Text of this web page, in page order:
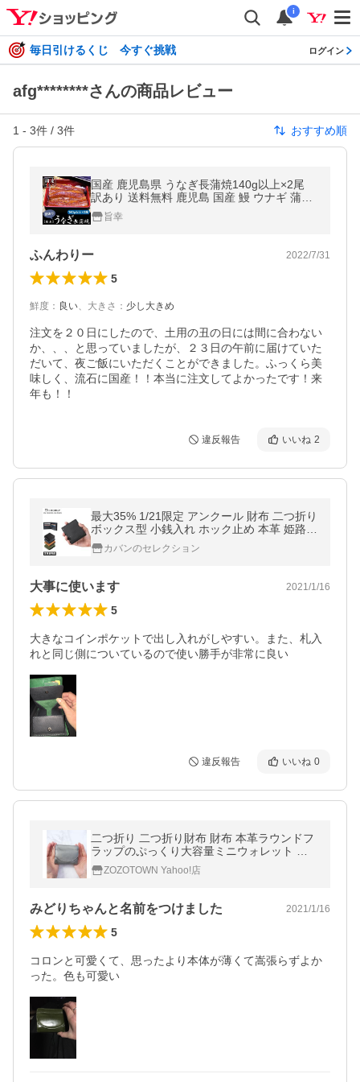
i
毎日引けるくじ 今すぐ挑戦 ログイン
afg********さんの商品レビュー
1 - 3件 / 3件 おすすめ順
国産 鹿児島県 うなぎ長蒲焼140g以上×2尾
訳あり 送料無料 鹿児島 国産 鰻 ウナギ 蒲焼
うなぎ レンジで温めるだけ 湯煎 ギフト「爆
買」bakugai202607
旨幸
ふんわりー 2022/7/31
5
鮮度 ： 良い、 大きさ ： 少し大きめ
注文を２０日にしたので、土用の丑の日には間に合わない
か、、、と思っていましたが、２３日の午前に届けていた
だいて、夜ご飯にいただくことができました。ふっくら美
味しく、流石に国産！！本当に注文してよかったです！来
年も！！
違反報告 いいね 2
最大35% 1/21限定 アンクール 財布 二つ折り
ボックス型 小銭入れ ホック止め 本革 姫路レ
ザー 緑 メンズ Un coeur 223108 在庫限り
カバンのセレクション
大事に使います 2021/1/16
5
大きなコインポケットで出し入れがしやすい。また、札入
れと同じ側についているので使い勝手が非常に良い
違反報告 いいね 0
二つ折り 二つ折り財布 財布 本革ラウンドフ
ラップのぷっくり大容量ミニウォレット レ
ディース
ZOZOTOWN Yahoo!店
みどりちゃんと名前をつけました 2021/1/16
5
コロンと可愛くて、思ったより本体が薄くて嵩張らずよか
った。色も可愛い